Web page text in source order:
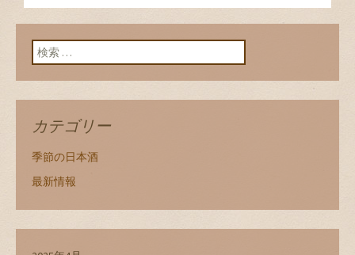
ン
検索:
カテゴリー
季節の日本酒
最新情報